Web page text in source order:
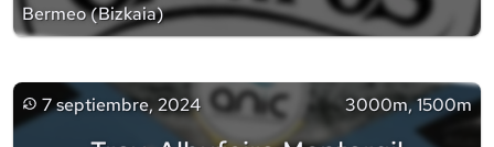
Bermeo(Bizkaia)
7 septiembre, 2024 3000m, 1500m